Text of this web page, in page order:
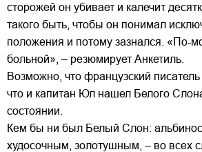
сторожей он убивает и калечит
такого быть, чтобы он понимал
положения и потому зазнался. «По-
больной», – резюмирует Анкетиль.
Возможно, что французский
что и капитан Юл нашел Белого
состоянии.
Кем бы ни был Белый Слон:
худосочным, золотушным, – во всех